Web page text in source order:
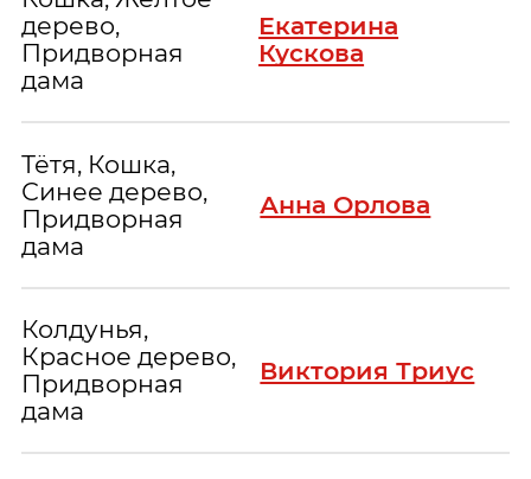
дерево,
Придворная
дама
Екатерина
Кускова
Тётя, Кошка,
Синее дерево,
Придворная
дама
Анна Орлова
Колдунья,
Красное дерево,
Придворная
дама
Виктория Триус